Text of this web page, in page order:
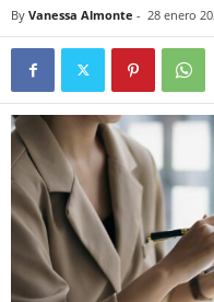
By Vanessa Almonte - 28 enero